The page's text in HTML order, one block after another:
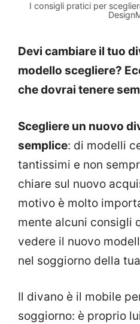
I consigli pratici per
Devi cambiare il tuo
modello scegliere?
che dovrai tenere
Scegliere un nuovo
semplice: di modelli
tantissimi e non
chiare sul nuovo
motivo è molto
mente alcuni consigli
vedere il nuovo
nel soggiorno della
Il divano è il mobile
soggiorno: è proprio